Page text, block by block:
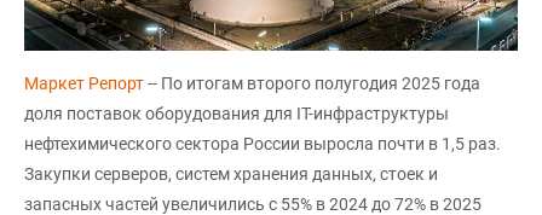
Маркет Репорт-- По итогам второго полугодия 2025 года
доля поставок оборудования для IT-инфраструктуры
нефтехимического сектора России выросла почти в 1,5 раз.
Закупки серверов, систем хранения данных, стоек и
запасных частей увеличились с 55% в 2024 до 72% в 2025